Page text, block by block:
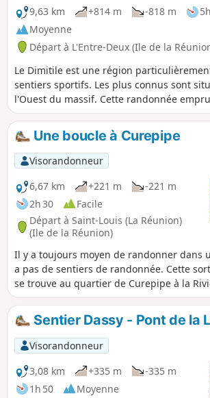
9,63 km
+814 m -818 m
Moyenne
Départ à L'Entre-Deux (Ile de la
Le Dimitile est une région
sentiers sportifs. Les plus connus sont
l'Ouest du massif. Cette randonnée
moins connus : le Sentier Ledoyen et le
Trophées Mondiaux. Les panoramas sur le
et le Sud sont nombreux et magnifiques
Cette randonnée passe près d'une belle
Ravine de l'Argamasse s'il y a de l'eau et
une boucle autour de celle-ci
Une boucle à Curepipe
Visorandonneur
6,67 km
+221 m
-221 m
2h 30
Facile
Départ à Saint-Louis (La Réunion)
(Ile de la Réunion)
Il y a toujours moyen de randonner dans
a pas de sentiers de randonnée. Cette
se trouve au quartier de Curepipe à la
des chemins de terre et offre de beaux
l'océan et les plaines.
Sentier Dassy - Pont de la
Visorandonneur
3,08 km
+335 m
-335 m
1h 50
Moyenne